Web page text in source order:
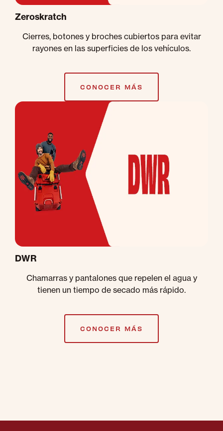
Zeroskratch
Cierres, botones y broches cubiertos para evitar
rayones en las superficies de los vehículos.
CONOCER MÁS
DWR
Chamarras y pantalones que repelen el agua y
tienen un tiempo de secado más rápido.
CONOCER MÁS